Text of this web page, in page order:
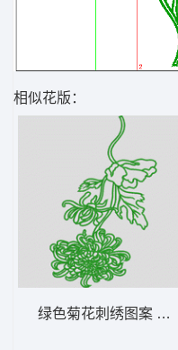
相似花版：
绿色菊花刺绣图案 菊花